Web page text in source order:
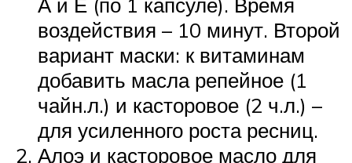
воздействия – 10 минут. Второй
вариант маски: к витаминам
добавить масла репейное (1
чайн.л.) и касторовое (2 ч.л.) –
для усиленного роста ресниц.
Алоэ и касторовое масло для